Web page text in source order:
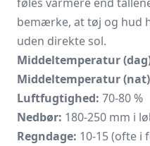
bemærke, at tøj og hud
uden direkte sol.
Middeltemperatur
Middeltemperatur
Luftfugtighed: 70-80 %
Nedbør: 180-250 mm i
Regndage: 10-15 (ofte i